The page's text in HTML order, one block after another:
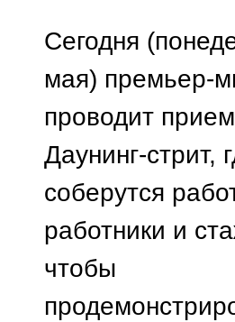
Сегодня
мая) премьер-
проводит
Даунинг-стрит,
соберутся
работники и
чтобы